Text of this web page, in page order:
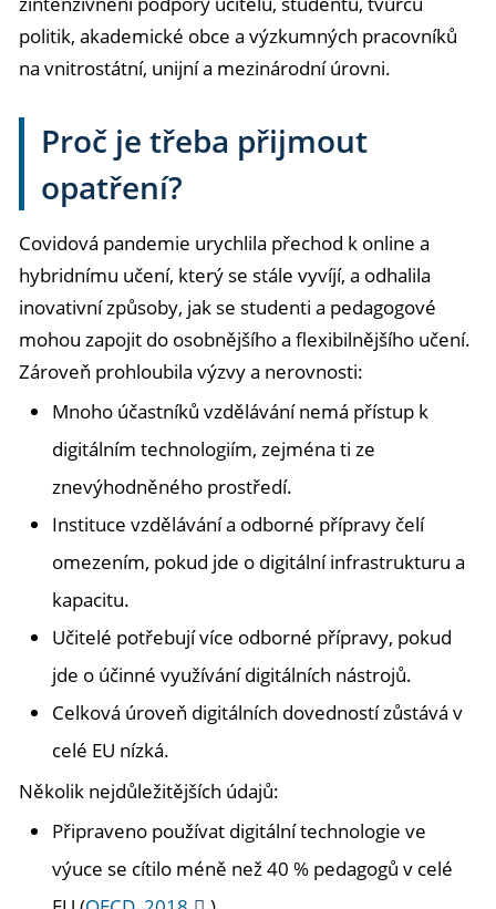
politik, akademické obce a výzkumných pracovníků
na vnitrostátní, unijní a mezinárodní úrovni.
Proč je třeba přijmout
opatření?
Covidová pandemie urychlila přechod k online a
hybridnímu učení, který se stále vyvíjí, a odhalila
inovativní způsoby, jak se studenti a pedagogové
mohou zapojit do osobnějšího a flexibilnějšího učení.
Zároveň prohloubila výzvy a nerovnosti:
Mnoho účastníků vzdělávání nemá přístup k
digitálním technologiím, zejména ti ze
znevýhodněného prostředí.
Instituce vzdělávání a odborné přípravy čelí
omezením, pokud jde o digitální infrastrukturu a
kapacitu.
Učitelé potřebují více odborné přípravy, pokud
jde o účinné využívání digitálních nástrojů.
Celková úroveň digitálních dovedností zůstává v
celé EU nízká.
Několik nejdůležitějších údajů:
Připraveno používat digitální technologie ve
výuce se cítilo méně než 40 % pedagogů v celé